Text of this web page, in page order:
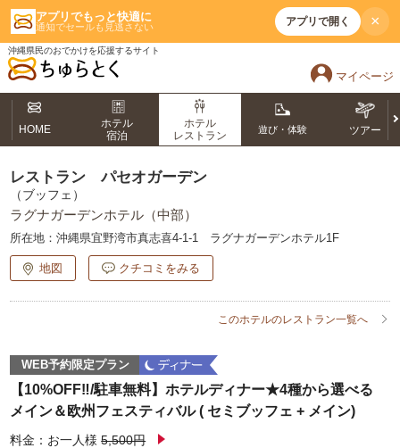
アプリでもっと快適に
通知でセールも見逃さない アプリで開く ×
沖縄県民のおでかけを応援するサイト
マイページ
HOME
ホテル
宿泊
ホテル
レストラン
遊び・体験 ツアー
レストラン パセオガーデン
（ブッフェ）
ラグナガーデンホテル（中部）
所在地：沖縄県宜野湾市真志喜4-1-1 ラグナガーデンホテル1F
地図 クチコミをみる
このホテルのレストラン一覧へ
WEB予約限定プラン
【10%OFF‼/駐車無料】ホテルディナー★4種から選べる
メイン＆欧州フェスティバル ( セミブッフェ + メイン)
料金：お一人様 5,500円